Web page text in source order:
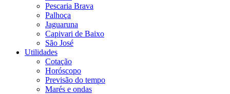
Pescaria Brava
Palhoça
Jaguaruna
Capivari de Baixo
São José
Utilidades
Cotação
Horóscopo
Previsão do tempo
Marés e ondas